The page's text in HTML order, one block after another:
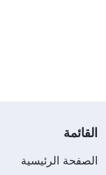
القائمة
الصفحة الرئيسية